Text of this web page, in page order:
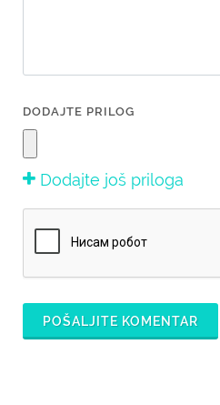
DODAJTE PRILOG
Dodajte još priloga
POŠALJITE KOMENTAR